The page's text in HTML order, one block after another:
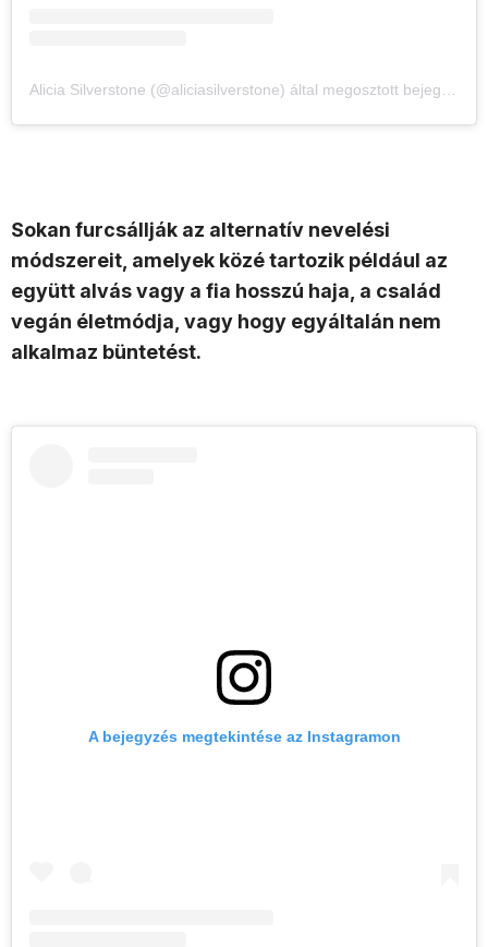
Sokan furcsállják az alternatív nevelési
módszereit, amelyek közé tartozik például az
együtt alvás vagy a fia hosszú haja, a család
vegán életmódja, vagy hogy egyáltalán nem
alkalmaz büntetést.
A bejegyzés megtekintése az Instagramon